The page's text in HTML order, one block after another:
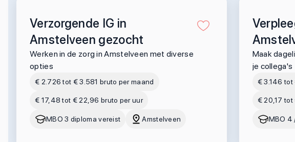
Verzorgende IG in
Amstelveen gezocht
Werken in de zorg in Amstelveen met diverse
opties
€ 2.726 tot € 3.581 bruto per maand
€ 17,48 tot € 22,96 bruto per uur
MBO 3 diploma vereist Amstelveen
Maak
je collega's
€ 3.146 tot
€ 20,17 tot
MBO 4